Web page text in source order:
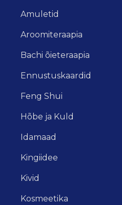
Amuletid
Aroomiteraapia
Bachi õieteraapia
Ennustuskaardid
Feng Shui
Hõbe ja Kuld
Idamaad
Kingiidee
Kivid
Kosmeetika